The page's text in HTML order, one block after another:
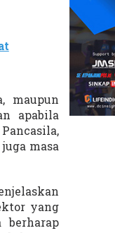
maupun
apabila
masa
yang